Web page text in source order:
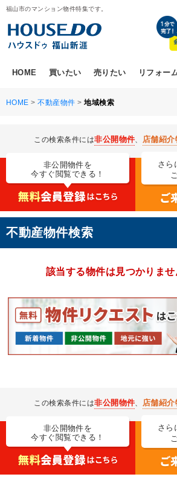
福山市のマンション物件特集です。
HOME 買いたい 売りたい リフォー
HOME >不動産物件 >地域検索
この検索条件には非公開物件、 店舗紹介
非公開物件を
今すぐ閲覧できる！
さら
不動産物件検索
該当する物件は見つかりませ
この検索条件には非公開物件 店舗紹介
非公開物件を
今すぐ閲覧できる！
さら